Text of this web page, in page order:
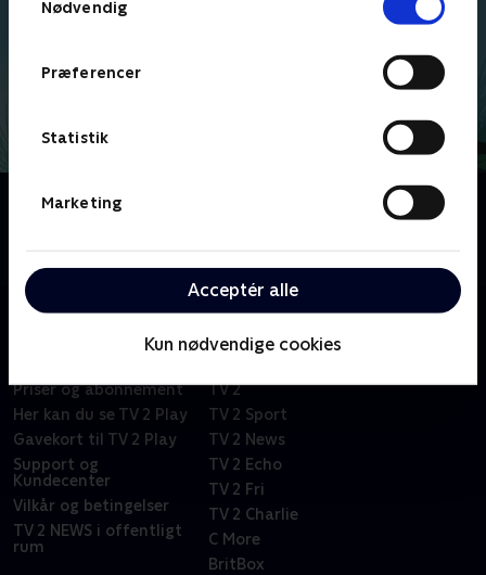
Nødvendig
Præferencer
Statistik
Marketing
Acceptér alle
Kun nødvendige cookies
Om Breadwinners
Priser og abonnement
Her kan du se TV 2 Play
Gavekort til TV 2 Play
Support og
Kundecenter
Vilkår og betingelser
TV 2 NEWS i offentligt
rum
TV 2
TV 2 Sport
TV 2 News
TV 2 Echo
TV 2 Fri
TV 2 Charlie
C More
BritBox